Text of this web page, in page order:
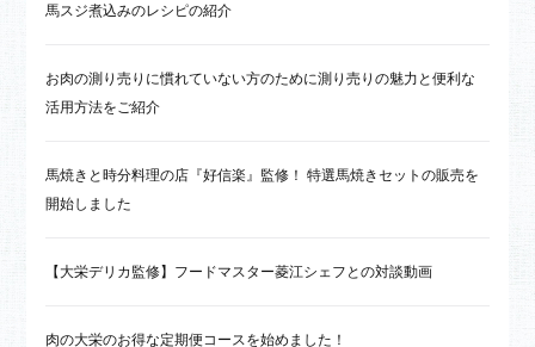
馬スジ煮込みのレシピの紹介
お肉の測り売りに慣れていない方のために測り売りの魅力と便利な
活用方法をご紹介
馬焼きと時分料理の店『好信楽』監修！ 特選馬焼きセットの販売を
開始しました
【大栄デリカ監修】フードマスター菱江シェフとの対談動画
肉の大栄のお得な定期便コースを始めました！